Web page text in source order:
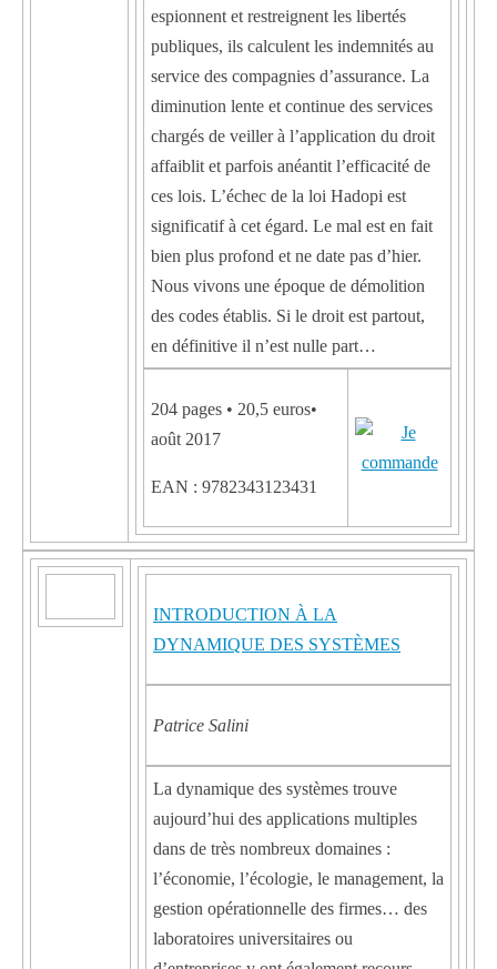
espionnent et restreignent les libertés
publiques, ils calculent les indemnités au
service des compagnies d’assurance. La
diminution lente et continue des services
chargés de veiller à l’application du droit
affaiblit et parfois anéantit l’efficacité de
ces lois. L’échec de la loi Hadopi est
significatif à cet égard. Le mal est en fait
bien plus profond et ne date pas d’hier.
Nous vivons une époque de démolition
des codes établis. Si le droit est partout,
en définitive il n’est nulle part…
204 pages • 20,5 euros•
août 2017
EAN : 9782343123431
INTRODUCTION À LA
DYNAMIQUE DES SYSTÈMES
Patrice Salini
La dynamique des systèmes trouve
aujourd’hui des applications multiples
dans de très nombreux domaines :
l’économie, l’écologie, le management, la
gestion opérationnelle des firmes… des
laboratoires universitaires ou